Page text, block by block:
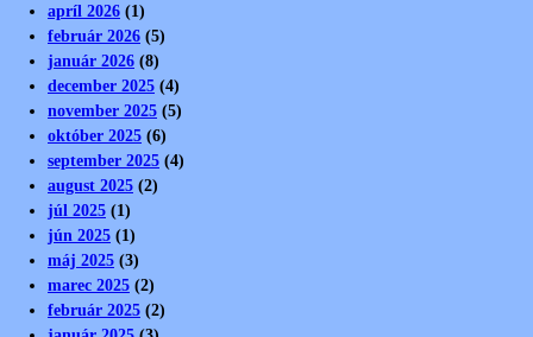
apríl 2026 (1)
február 2026 (5)
január 2026 (8)
december 2025 (4)
november 2025 (5)
október 2025 (6)
september 2025 (4)
august 2025 (2)
júl 2025 (1)
jún 2025 (1)
máj 2025 (3)
marec 2025 (2)
február 2025 (2)